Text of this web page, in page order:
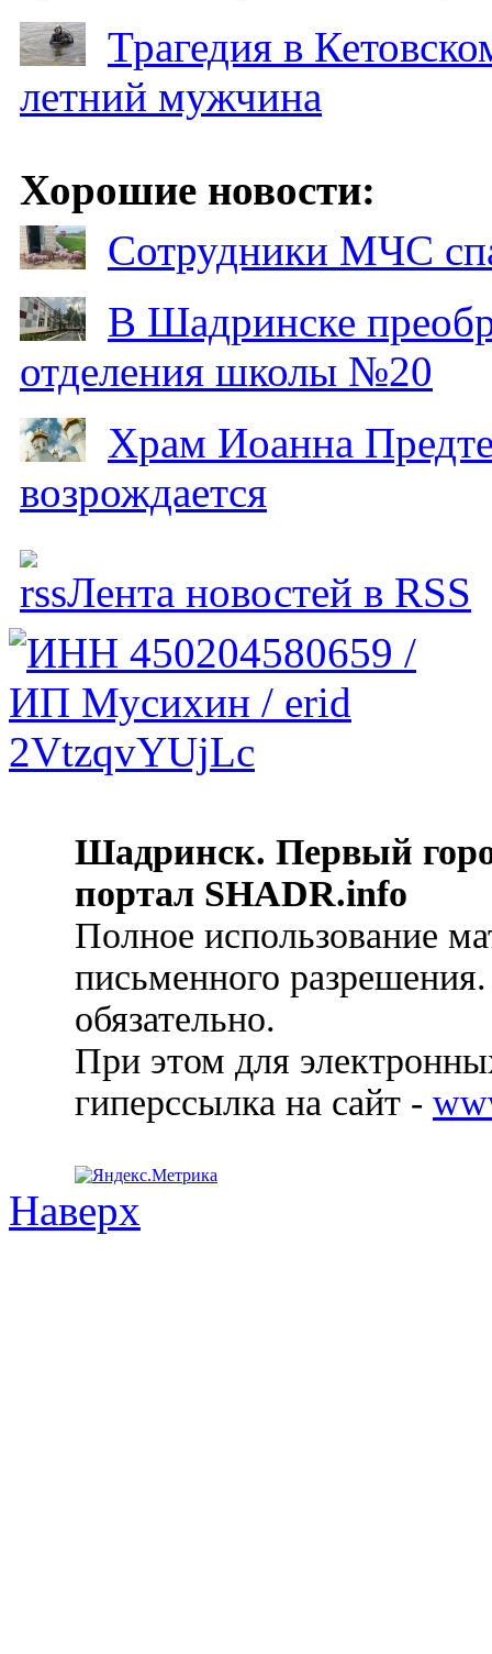
Трагедия в
летний мужчина
Хорошие новости:
Сотрудники МЧС
В Шадринске
отделения школы №20
Храм Иоанна
возрождается
Лента новостей в RSS
Шадринск. Первый
портал SHADR.info
Полное использование
письменного
обязательно.
При этом для
гиперссылка на сайт -
Наверх